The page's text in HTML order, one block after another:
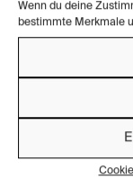
Wenn du deine
bestimmte Merkmale
Produkt-
Typ des